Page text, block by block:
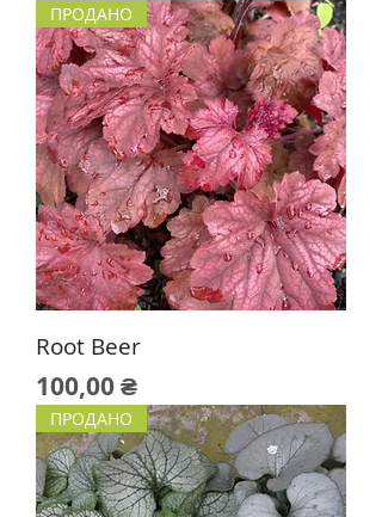
ПРОДАНО
Root Beer
Цена
100,00 ₴
ПРОДАНО